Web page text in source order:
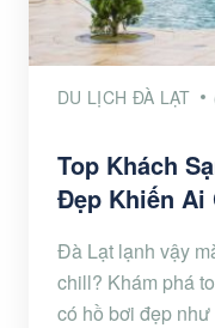
DU LỊCH ĐÀ LẠT
Top Khách
Đẹp Khiến Ai
Đà Lạt lạnh vậy
chill? Khám phá
có hồ bơi đẹp